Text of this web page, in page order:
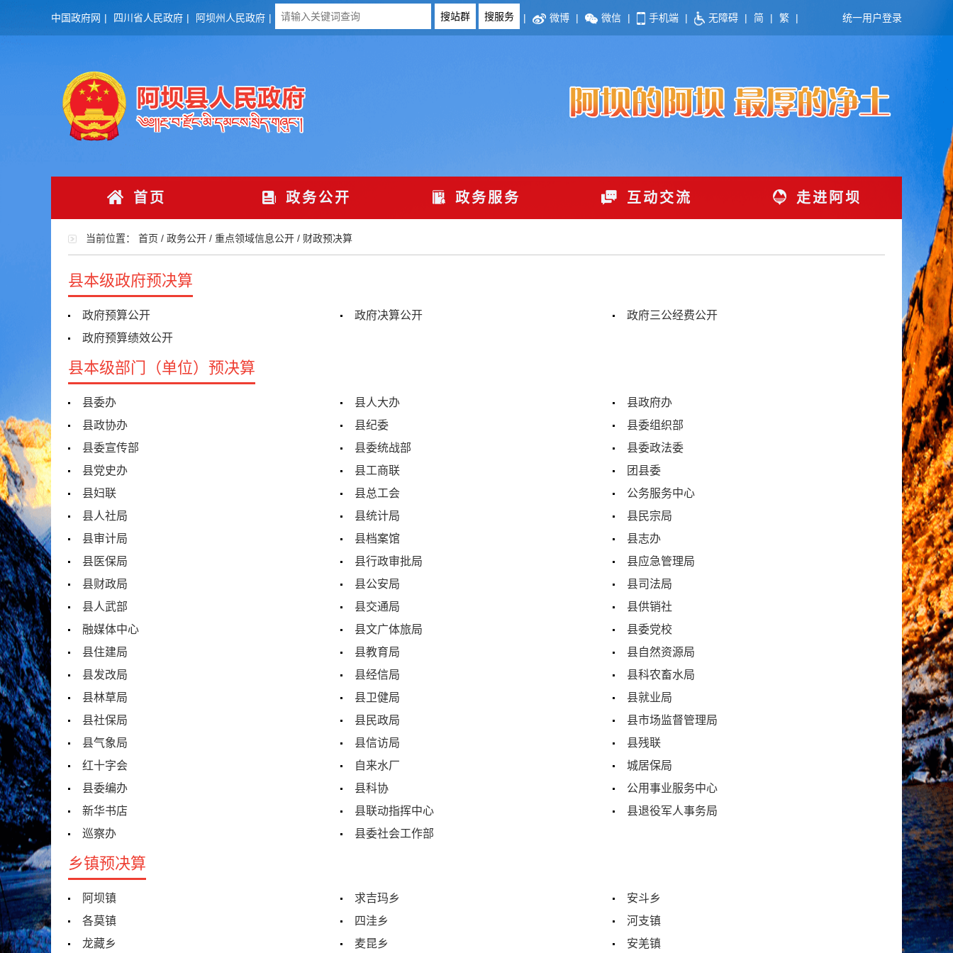
中国政府网 | 四川省人民政府 | 阿坝州人民政府 | | 微博 | 微信 | 手机端 | 无障碍 | 简 | 繁 | 统一用户登录
首页 政务公开 政务服务 互动交流 走进阿坝
当前位置： 首页 / 政务公开 / 重点领域信息公开 / 财政预决算
县本级政府预决算
政府预算公开 政府决算公开
政府三公经费公开
政府预算绩效公开
县本级部门（单位）预决算
县委办 县人大办
县政府办
县政协办
县纪委
县委组织部
县委宣传部
县委统战部
县委政法委
县党史办
县工商联
团县委
县妇联
县总工会
公务服务中心
县人社局
县统计局
县民宗局
县审计局
县档案馆
县志办
县医保局
县行政审批局
县应急管理局
县财政局
县公安局
县司法局
县人武部
县交通局
县供销社
融媒体中心
县文广体旅局
县委党校
县住建局
县教育局
县自然资源局
县发改局
县经信局
县科农畜水局
县林草局
县卫健局
县就业局
县社保局
县民政局
县市场监督管理局
县气象局
县信访局
县残联
红十字会
自来水厂
城居保局
县委编办
县科协
公用事业服务中心
新华书店
县联动指挥中心
县退役军人事务局
巡察办
县委社会工作部
乡镇预决算
阿坝镇 求吉玛乡
安斗乡
各莫镇
四洼乡
河支镇
龙藏乡
麦昆乡 安羌镇